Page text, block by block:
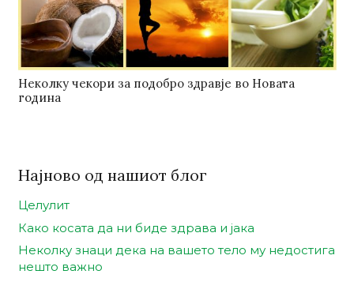
Неколку чекори за подобро здравје во Новата
година
Најново од нашиот блог
Целулит
Како косата да ни биде здрава и јака
Неколку знаци дека на вашето тело му недостига
нешто важно